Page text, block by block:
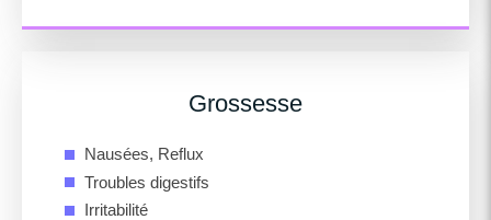
Grossesse
Nausées, Reflux
Troubles digestifs
Irritabilité